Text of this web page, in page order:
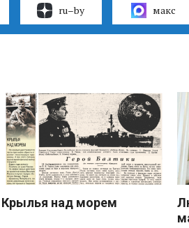
ru–by макс
Крылья над морем